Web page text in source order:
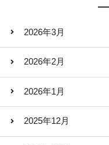
2026年3月
2026年2月
2026年1月
2025年12月